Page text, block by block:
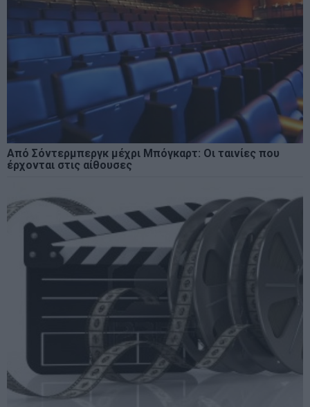
Από Σόντερμπεργκ μέχρι Μπόγκαρτ: Οι ταινίες που
έρχονται στις αίθουσες